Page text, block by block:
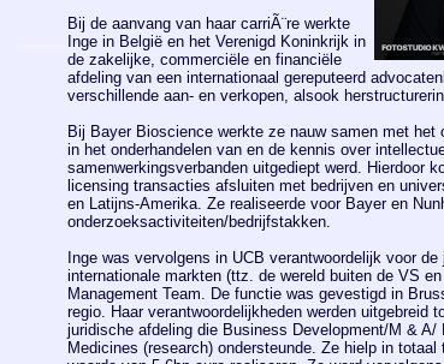
Bij de aanvang van haar carriÃ¨re werkte
Inge in België en het Verenigd Koninkrijk in
de zakelijke, commerciële en financiële
afdeling van een internationaal gereputeerd
verschillende aan- en verkopen, alsook
Bij Bayer Bioscience werkte ze nauw samen met het
in het onderhandelen van en de kennis over
samenwerkingsverbanden uitgediept werd. Hierdoor
licensing transacties afsluiten met bedrijven en
en Latijns-Amerika. Ze realiseerde voor Bayer en
onderzoeksactiviteiten/bedrijfstakken.
Inge was vervolgens in UCB verantwoordelijk voor
internationale markten (ttz. de wereld buiten de VS
Management Team. De functie was gevestigd in
regio. Haar verantwoordelijkheden werden uitgebreid
juridische afdeling die Business Development/M &
Medicines (research) ondersteunde. Ze hielp in